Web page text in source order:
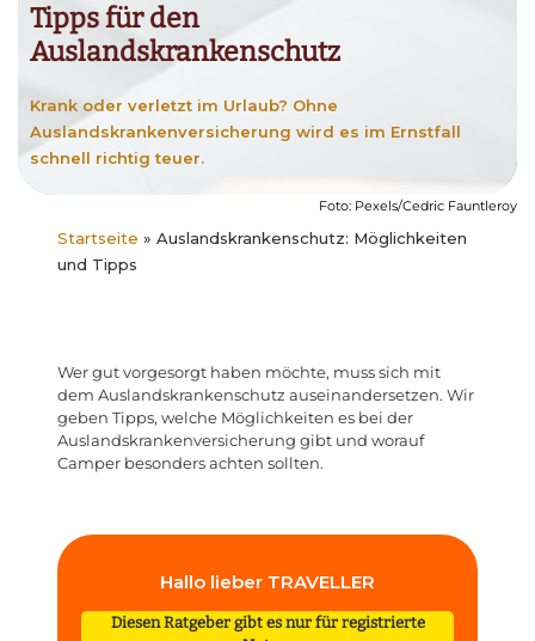
Tipps für den
Auslandskrankenschutz
Krank oder verletzt im Urlaub? Ohne
Auslandskrankenversicherung wird es im Ernstfall
schnell richtig teuer.
Foto: Pexels/Cedric Fauntleroy
Startseite » Auslandskrankenschutz: Möglichkeiten
und Tipps
Wer gut vorgesorgt haben möchte, muss sich mit
dem Auslandskrankenschutz auseinandersetzen. Wir
geben Tipps, welche Möglichkeiten es bei der
Auslandskrankenversicherung gibt und worauf
Camper besonders achten sollten.
Hallo lieber TRAVELLER
Diesen Ratgeber gibt es nur für registrierte